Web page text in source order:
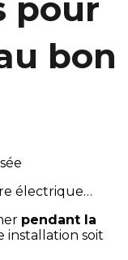
pour
bon
électrique…
pendant la
installation soit